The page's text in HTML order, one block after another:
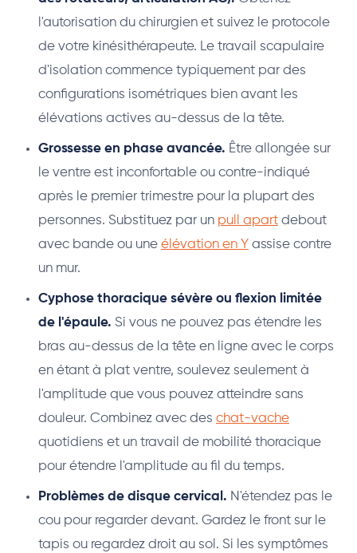
l'autorisation du chirurgien et suivez le protocole
de votre kinésithérapeute. Le travail scapulaire
d'isolation commence typiquement par des
configurations isométriques bien avant les
élévations actives au-dessus de la tête.
Grossesse en phase avancée. Être allongée sur
le ventre est inconfortable ou contre-indiqué
après le premier trimestre pour la plupart des
personnes. Substituez par un pull apart debout
avec bande ou une élévation en Y assise contre
un mur.
Cyphose thoracique sévère ou flexion limitée
de l'épaule. Si vous ne pouvez pas étendre les
bras au-dessus de la tête en ligne avec le corps
en étant à plat ventre, soulevez seulement à
l'amplitude que vous pouvez atteindre sans
douleur. Combinez avec des chat-vache
quotidiens et un travail de mobilité thoracique
pour étendre l'amplitude au fil du temps.
Problèmes de disque cervical. N'étendez pas le
cou pour regarder devant. Gardez le front sur le
tapis ou regardez droit au sol. Si les symptômes